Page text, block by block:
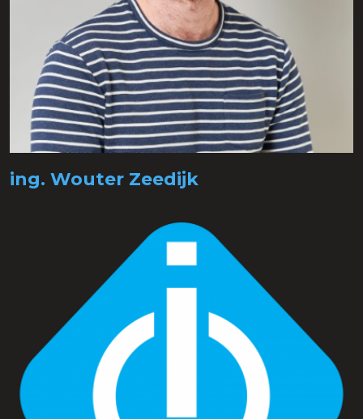
ing. Wouter Zeedijk